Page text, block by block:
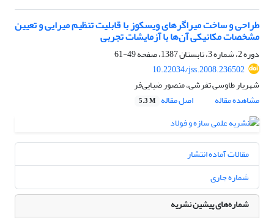
طراحی و ساخت میراگرهای ویسکوز با قابلیت تنظیم میرایی و تعیین
مشخصات مکانیکی آن‌ها با آزمایشات تجربی
دوره 2، شماره 3، تابستان 1387، صفحه
49-61
10.22034/jss.2008.236502
شهریار طاوسی تفرشی، منصور ضیایی‌فر
مشاهده مقاله
اصل مقاله 5.3 M
مقالات آماده انتشار
شماره جاری
شماره‌های پیشین نشریه